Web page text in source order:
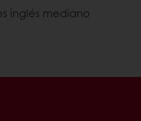
inglés mediano